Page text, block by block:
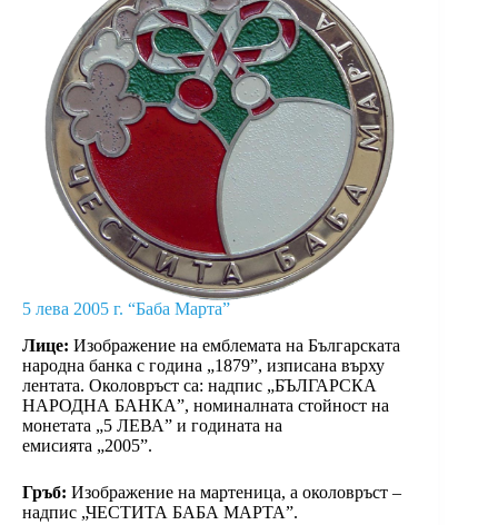
5 лева 2005 г. “Баба Марта”
Лице: Изображение на емблемата на Българската
народна банка с година „1879”, изписана върху
лентата. Околовръст са: надпис „БЪЛГАРСКА
НАРОДНА БАНКА”, номиналната стойност на
монетата „5 ЛЕВА” и годината на
емисията „2005”.
Гръб: Изображение на мартеница, а околовръст –
надпис „ЧЕСТИТА БАБА МАРТА”.